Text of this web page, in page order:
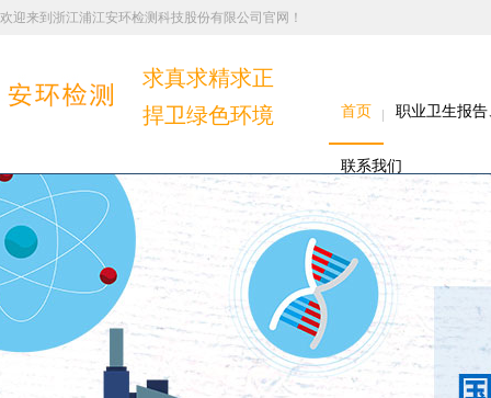
欢迎来到浙江浦江安环检测科技股份有限公司官网！
求真求精求正
捍卫绿色环境
首页 职业卫生报
联系我们